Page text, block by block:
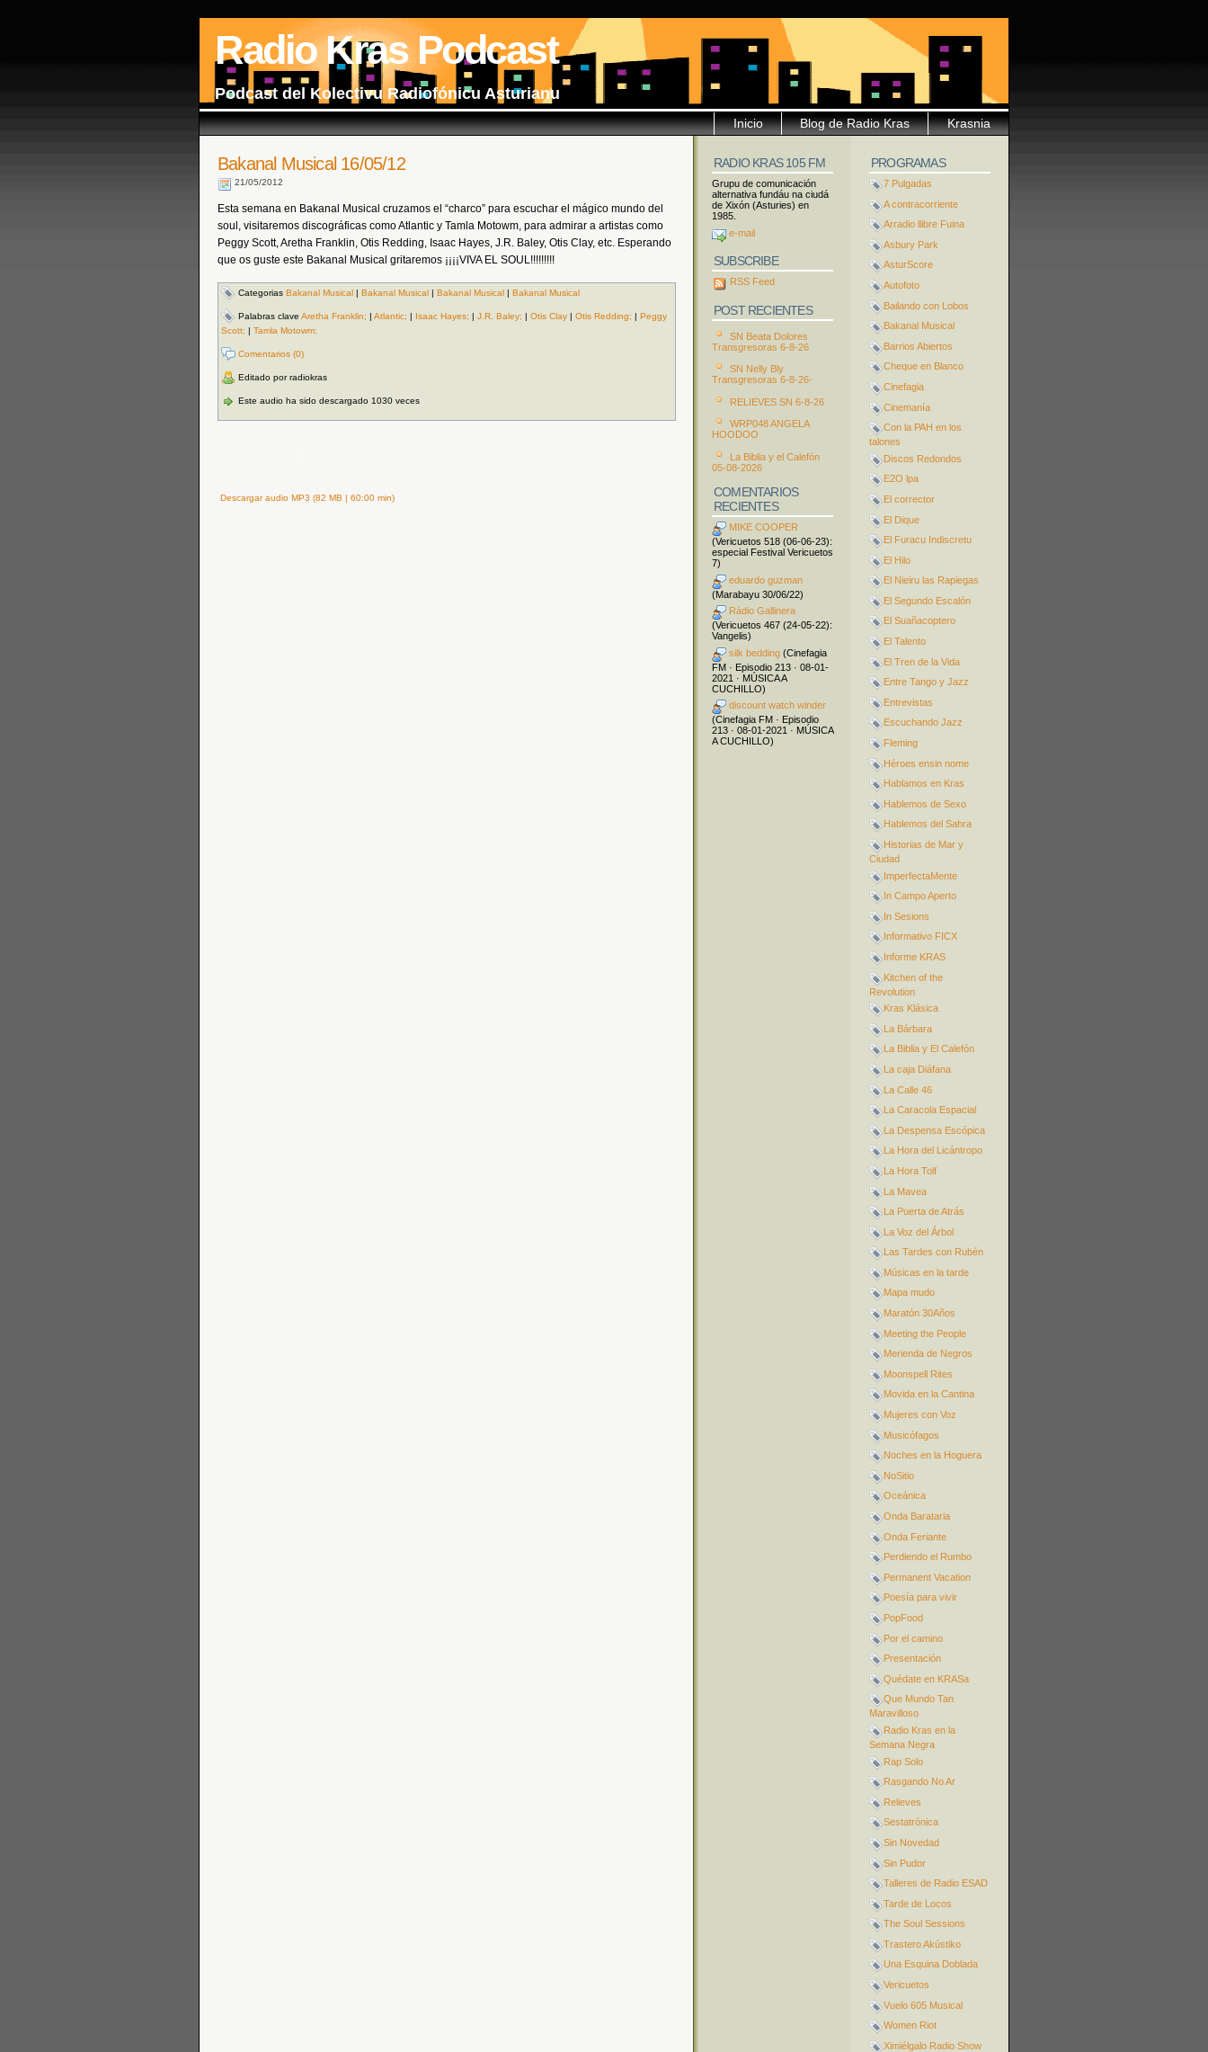
Radio Kras Podcast
Podcast del Kolectivu Radiofónicu Asturianu
Krasnia
Blog de Radio Kras
Inicio
Bakanal Musical 16/05/12
21/05/2012
Esta semana en Bakanal Musical cruzamos el “charco” para escuchar el mágico mundo del
soul, visitaremos discográficas como Atlantic y Tamla Motowm, para admirar a artistas como
Peggy Scott, Aretha Franklin, Otis Redding, Isaac Hayes, J.R. Baley, Otis Clay, etc. Esperando
que os guste este Bakanal Musical gritaremos ¡¡¡¡VIVA EL SOUL!!!!!!!!!
Categorias Bakanal Musical | Bakanal Musical | Bakanal Musical | Bakanal Musical
Palabras clave Aretha Franklin; | Atlantic; | Isaac Hayes; | J.R. Baley; | Otis Clay | Otis Redding; | Peggy
Scott; | Tamla Motowm;
Comentarios (0)
Editado por radiokras
Este audio ha sido descargado 1030 veces
Descargar audio MP3 (82 MB | 60:00 min)
PROGRAMAS
7 Pulgadas
A contracorriente
Arradio llibre Fuina
Asbury Park
AsturScore
Autofoto
Bailando con Lobos
Bakanal Musical
Barrios Abiertos
Cheque en Blanco
Cinefagia
Cinemanía
Con la PAH en los
talones
Discos Redondos
E2O lpa
El corrector
El Dique
El Furacu Indiscretu
El Hilo
El Nieiru las Rapiegas
El Segundo Escalón
El Suañacoptero
El Talento
El Tren de la Vida
Entre Tango y Jazz
Entrevistas
Escuchando Jazz
Fleming
Héroes ensin nome
Hablamos en Kras
Hablemos de Sexo
Hablemos del Sahra
Historias de Mar y
Ciudad
ImperfectaMente
In Campo Aperto
In Sesions
Informativo FICX
Informe KRAS
Kitchen of the
Revolution
Kras Klásica
La Bárbara
La Biblia y El Calefón
La caja Diáfana
La Calle 46
La Caracola Espacial
La Despensa Escópica
La Hora del Licántropo
La Hora Tolf
La Mavea
La Puerta de Atrás
La Voz del Árbol
Las Tardes con Rubén
Músicas en la tarde
Mapa mudo
Maratón 30Años
Meeting the People
Merienda de Negros
Moonspell Rites
Movida en la Cantina
Mujeres con Voz
Musicófagos
Noches en la Hoguera
NoSitio
Oceánica
Onda Barataria
Onda Feriante
Perdiendo el Rumbo
Permanent Vacation
Poesía para vivir
PopFood
Por el camino
Presentación
Quédate en KRASa
Que Mundo Tan
Maravilloso
Radio Kras en la
Semana Negra
Rap Solo
Rasgando No Ar
Relieves
Sestatrónica
Sin Novedad
Sin Pudor
Talleres de Radio ESAD
Tarde de Locos
The Soul Sessions
Trastero Akústiko
Una Esquina Doblada
Vericuetos
Vuelo 605 Musical
Women Riot
Ximiélgalo Radio Show
RADIO KRAS 105 FM
Grupu de comunicación
alternativa fundáu na ciudá
de Xixón (Asturies) en
1985.
e-mail
SUBSCRIBE
RSS Feed
POST RECIENTES
SN Beata Dolores
Transgresoras 6-8-26
SN Nelly Bly
Transgresoras 6-8-26-
RELIEVES SN 6-8-26
WRP048 ANGELA
HOODOO
La Biblia y el Calefón
05-08-2026
COMENTARIOS
RECIENTES
MIKE COOPER
(Vericuetos 518 (06-06-23):
especial Festival Vericuetos
7)
eduardo guzman
(Marabayu 30/06/22)
Ràdio Gallinera
(Vericuetos 467 (24-05-22):
Vangelis)
silk bedding (Cinefagia
FM · Episodio 213 · 08-01-
2021 · MÚSICA A
CUCHILLO)
discount watch winder
(Cinefagia FM · Episodio
213 · 08-01-2021 · MÚSICA
A CUCHILLO)